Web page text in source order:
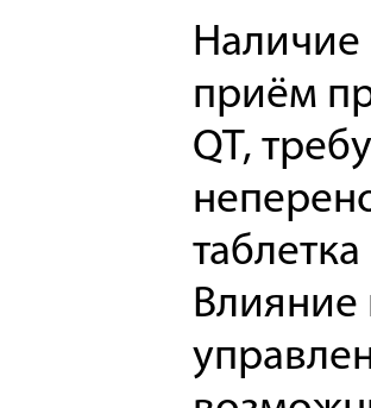
Наличие
приём
QT,
Влияние